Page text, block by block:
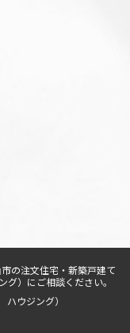
ウジング）
の注文住宅・新築戸建て
） にご相談ください。